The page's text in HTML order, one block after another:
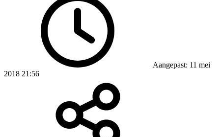
Aangepast: 11 mei
2018 21:56